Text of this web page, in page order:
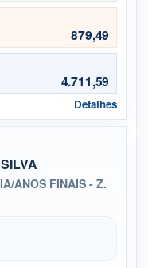
879,49
4.711,59
Detalhes
ANOS FINAIS - Z.